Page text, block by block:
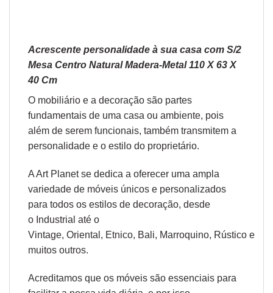
Acrescente personalidade à sua casa com S/2
Mesa Centro Natural Madera-Metal 110 X 63 X
40 Cm
O mobiliário e a decoração são partes
fundamentais de uma casa ou ambiente, pois
além de serem funcionais, também transmitem a
personalidade e o estilo do proprietário.
A Art Planet se dedica a oferecer uma ampla
variedade de móveis únicos e personalizados
para todos os estilos de decoração, desde
o Industrial até o
Vintage, Oriental , Etnico, Bali, Marroquino, Rústico e
muitos outros.
Acreditamos que os móveis são essenciais para